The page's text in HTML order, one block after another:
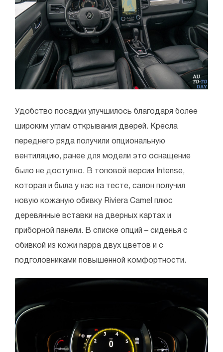
Удобство посадки улучшилось благодаря более
широким углам открывания дверей. Кресла
переднего ряда получили опциональную
вентиляцию, ранее для модели это оснащение
было не доступно. В топовой версии Intense,
которая и была у нас на тесте, салон получил
новую кожаную обивку Riviera Camel плюс
деревянные вставки на дверных картах и
приборной панели. В списке опций – сиденья с
обивкой из кожи nappa двух цветов и с
подголовниками повышенной комфортности.